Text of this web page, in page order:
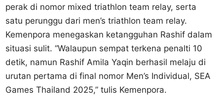
perak di nomor mixed triathlon team relay, serta
satu perunggu dari men’s triathlon team relay.
Kemenpora menegaskan ketangguhan Rashif dalam
situasi sulit. “Walaupun sempat terkena penalti 10
detik, namun Rashif Amila Yaqin berhasil melaju di
urutan pertama di final nomor Men’s Individual, SEA
Games Thailand 2025,” tulis Kemenpora.